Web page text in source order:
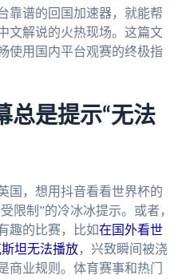
谱的回国加速器，就能帮
文解说的火热现场。这篇文
使用国内平台观赛的终极指
总是提示“无法
国，想用抖音看看世界杯的
限制”的冷冰冰提示。或者，
趣的比赛，比如在国外看世
坦无法播放，兴致瞬间被浇
商业规则。体育赛事和热门